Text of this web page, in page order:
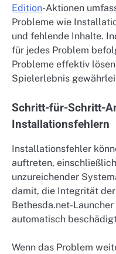
Edition-Aktionen
Probleme wie
und fehlende Inhalte.
für jedes Problem
Probleme effektiv
Spielerlebnis
Schritt-für-Schritt-
Installationsfehlern
Installationsfehler
auftreten,
unzureichender
damit, die Integrität
Bethesda.net-
automatisch
Wenn das Problem